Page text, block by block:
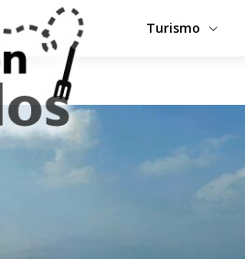
Turismo